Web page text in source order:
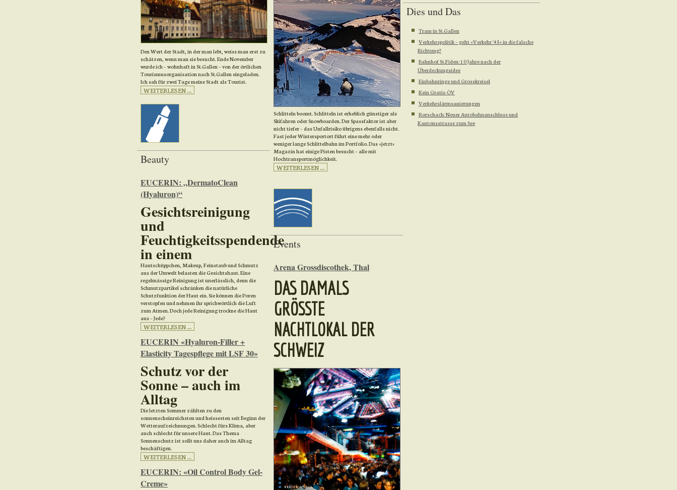
Den Wert der Stadt, in der man lebt, weiss man erst zu
schätzen, wenn man sie besucht. Ende November
wurde ich – wohnhaft in St.Gallen – von der örtlichen
Tourismusorganisation nach St.Gallen eingeladen.
Ich sah für zwei Tage meine Stadt als Tourist.
WEITERLESEN ...
Beauty
EUCERIN: „DermatoClean
(Hyaluron)“
Gesichtsreinigung
und
Feuchtigkeitsspendende
in einem
Hautschüppchen, Makeup, Feinstaub und Schmutz
aus der Umwelt belasten die Gesichtshaut. Eine
regelmässige Reinigung ist unerlässlich, denn die
Schmutzpartikel schränken die natürliche
Schutzfunktion der Haut ein. Sie können die Poren
verstopfen und nehmen ihr sprichwörtlich die Luft
zum Atmen. Doch jede Reinigung trockne die Haut
aus – Jede?
WEITERLESEN ...
EUCERIN «Hyaluron-Filler +
Elasticity Tagespflege mit LSF 30»
Schutz vor der
Sonne – auch im
Alltag
Die letzten Sommer zählten zu den
sonnenscheinreichsten und heissesten seit Beginn der
Wetteraufzeichnungen. Schlecht fürs Klima, aber
auch schlecht für unsere Haut. Das Thema
Sonnenschutz ist sollt uns daher auch im Alltag
beschäftigen.
WEITERLESEN ...
EUCERIN: «Oil Control Body Gel-
Creme»
Schlitteln boomt. Schlitteln ist erheblich günstiger als
Skifahren oder Snowboarden. Der Spassfaktor ist aber
nicht tiefer – das Unfallrisiko übrigens ebenfalls nicht.
Fast jeder Wintersportort führt eine mehr oder
weniger lange Schlittelbahn im Portfolio. Das «jetzt»
Magazin hat einige Pisten besucht – alle mit
Hochtransportmöglichkeit.
WEITERLESEN ...
Events
Arena Grossdiscothek, Thal
DAS DAMALS
GRÖSSTE
NACHTLOKAL DER
SCHWEIZ
Dies und Das
Tram in St.Gallen
Verkehrspolitik – geht «Verkehr '45» in die falsche
Richtung?
Bahnhof St.Fiden: 10 Jahre nach der
Überdeckungsidee
Einbahnringe und Grosskreisel
Kein Gratis-ÖV
Verkehrslärmsanierungen
Rorschach: Neuer Autobahnanschluss und
Kantonsstrasse zum See